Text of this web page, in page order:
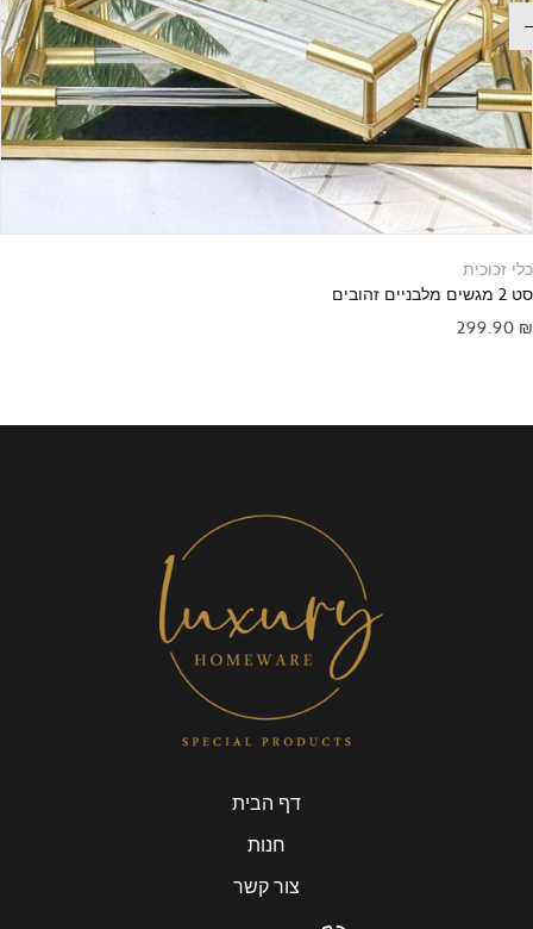
כלי זכוכית
סט 2 מגשים מלבניים זהובים
299.90 ₪
דף הבית
חנות
צור קשר